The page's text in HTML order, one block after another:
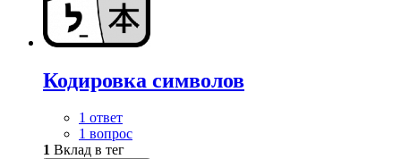
Кодировка символов
1 ответ
1 вопрос
1 Вклад в тег